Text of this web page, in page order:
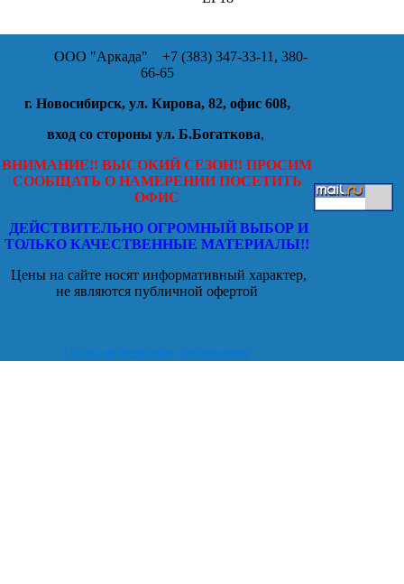
ООО "Аркада" +7 (383) 347-33-11, 380-
66-65
г. Новосибирск, ул. Кирова, 82, офис 608,
вход со стороны ул. Б.Богаткова,
ВНИМАНИЕ!! ВЫСОКИЙ СЕЗОН!! ПРОСИМ
СООБЩАТЬ О НАМЕРЕНИИ ПОСЕТИТЬ
ОФИС
ДЕЙСТВИТЕЛЬНО ОГРОМНЫЙ ВЫБОР И
ТОЛЬКО КАЧЕСТВЕННЫЕ МАТЕРИАЛЫ!!
Цены на сайте носят информативный характер,
не являются публичной офертой
Пользовательское соглашение